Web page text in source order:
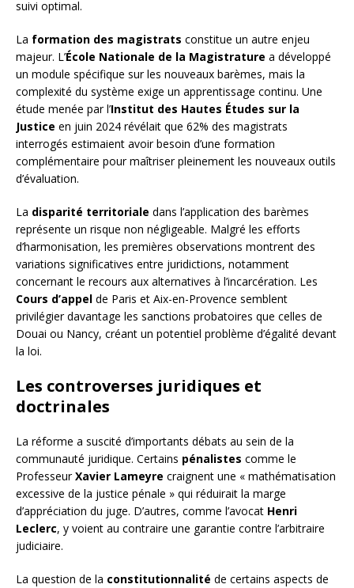
suivi optimal.
La formation des magistrats constitue un autre enjeu
majeur. L’École Nationale de la Magistrature a développé
un module spécifique sur les nouveaux barèmes, mais la
complexité du système exige un apprentissage continu. Une
étude menée par l’Institut des Hautes Études sur la
Justice en juin 2024 révélait que 62% des magistrats
interrogés estimaient avoir besoin d’une formation
complémentaire pour maîtriser pleinement les nouveaux outils
d’évaluation.
La disparité territoriale dans l’application des barèmes
représente un risque non négligeable. Malgré les efforts
d’harmonisation, les premières observations montrent des
variations significatives entre juridictions, notamment
concernant le recours aux alternatives à l’incarcération. Les
Cours d’appel de Paris et Aix-en-Provence semblent
privilégier davantage les sanctions probatoires que celles de
Douai ou Nancy, créant un potentiel problème d’égalité devant
la loi.
Les controverses juridiques et
doctrinales
La réforme a suscité d’importants débats au sein de la
communauté juridique. Certains pénalistes comme le
ProfesseurXavier Lameyre craignent une « mathématisation
excessive de la justice pénale » qui réduirait la marge
d’appréciation du juge. D’autres, comme l’avocat Henri
Leclerc, y voient au contraire une garantie contre l’arbitraire
judiciaire.
La question de la constitutionnalité de certains aspects de